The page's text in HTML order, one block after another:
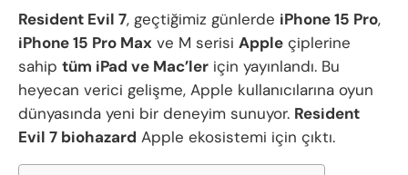
Resident Evil 7, geçtiğimiz günlerde iPhone 15 Pro,
iPhone 15 Pro Max ve M serisi Apple çiplerine
sahip tüm iPad ve Mac’ler için yayınlandı. Bu
heyecan verici gelişme, Apple kullanıcılarına oyun
dünyasında yeni bir deneyim sunuyor. Resident
Evil 7 biohazard Apple ekosistemi için çıktı.